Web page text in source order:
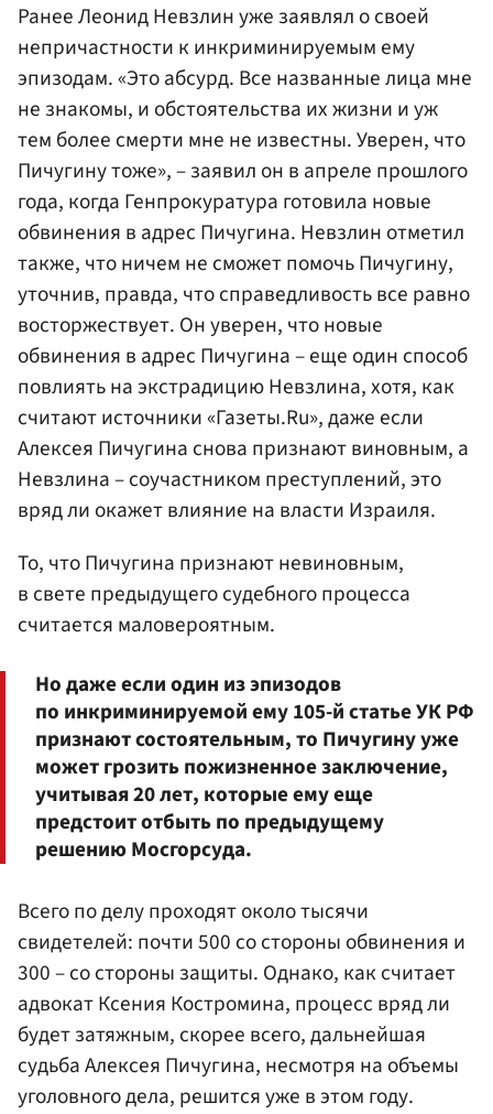
Ранее Леонид Невзлин уже заявлял о своей
непричастности к инкриминируемым ему
эпизодам. «Это абсурд. Все названные лица мне
не знакомы, и обстоятельства их жизни и уж
тем более смерти мне не известны. Уверен, что
Пичугину тоже», – заявил он в апреле прошлого
года, когда Генпрокуратура готовила новые
обвинения в адрес Пичугина. Невзлин отметил
также, что ничем не сможет помочь Пичугину,
уточнив, правда, что справедливость все равно
восторжествует. Он уверен, что новые
обвинения в адрес Пичугина – еще один способ
повлиять на экстрадицию Невзлина, хотя, как
считают источники «Газеты.Ru», даже если
Алексея Пичугина снова признают виновным, а
Невзлина – соучастником преступлений, это
вряд ли окажет влияние на власти Израиля.
То, что Пичугина признают невиновным,
в свете предыдущего судебного процесса
считается маловероятным.
Но даже если один из эпизодов
по инкриминируемой ему 105-й статье УК РФ
признают состоятельным, то Пичугину уже
может грозить пожизненное заключение,
учитывая 20 лет, которые ему еще
предстоит отбыть по предыдущему
решению Мосгорсуда.
Всего по делу проходят около тысячи
свидетелей: почти 500 со стороны обвинения и
300 – со стороны защиты. Однако, как считает
адвокат Ксения Костромина, процесс вряд ли
будет затяжным, скорее всего, дальнейшая
судьба Алексея Пичугина, несмотря на объемы
уголовного дела, решится уже в этом году.